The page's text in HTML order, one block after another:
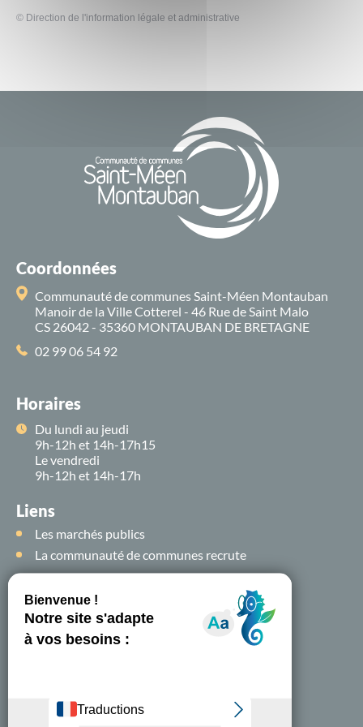
© Direction de l'information légale et administrative
Coordonnées
Communauté de communes Saint-Méen Montauban
Manoir de la Ville Cotterel - 46 Rue de Saint Malo
CS 26042 - 35360 MONTAUBAN DE BRETAGNE
02 99 06 54 92
Horaires
Du lundi au jeudi
9h-12h et 14h-17h15
Le vendredi
9h-12h et 14h-17h
Liens
Les marchés publics
La communauté de communes recrute
Suivez-nous sur
les
réseaux sociaux !
Nous contacter